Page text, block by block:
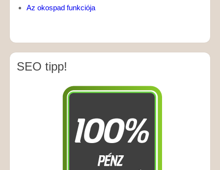
Az okospad funkciója
SEO tipp!